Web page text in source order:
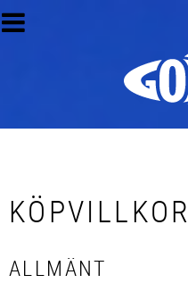
KÖPVILLKOR
ALLMÄNT